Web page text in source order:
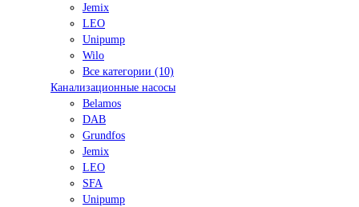
Jemix
LEO
Unipump
Wilo
Все категории (10)
Канализационные насосы
Belamos
DAB
Grundfos
Jemix
LEO
SFA
Unipump